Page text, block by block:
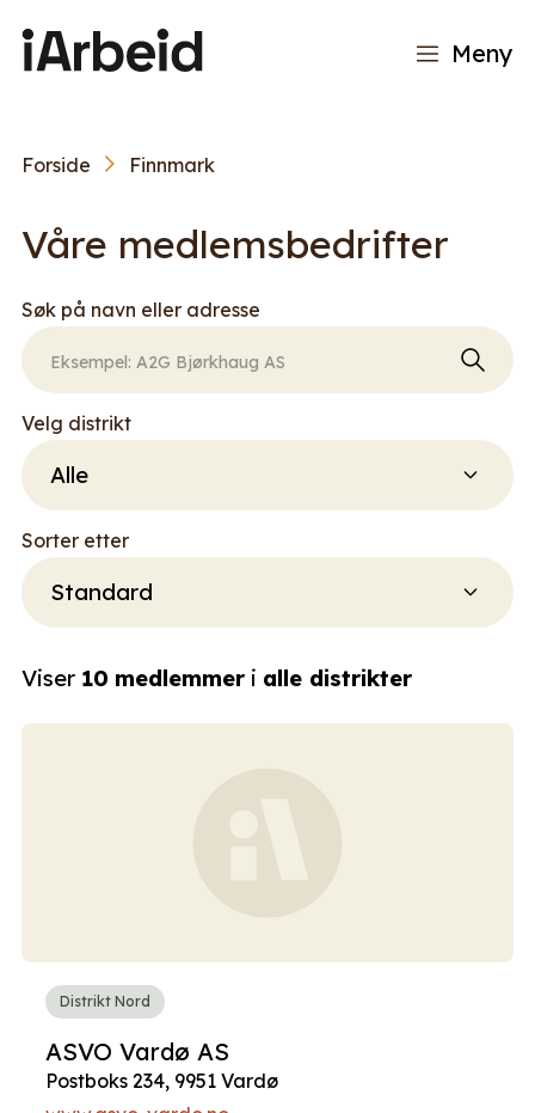
Meny
Forside Finnmark
Våre medlemsbedrifter
Søk på navn eller adresse
Velg distrikt
Sorter etter
Viser 10 medlemmeri alle distrikter
Distrikt Nord
ASVO Vardø AS
Postboks 234, 9951 Vardø